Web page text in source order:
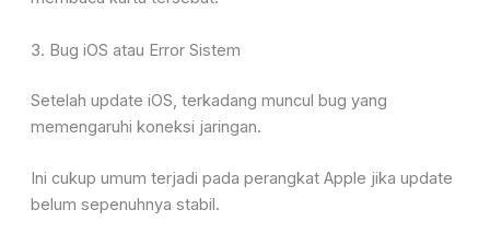
3. Bug iOS atau Error Sistem
Setelah update iOS, terkadang muncul bug yang
memengaruhi koneksi jaringan.
Ini cukup umum terjadi pada perangkat Apple jika update
belum sepenuhnya stabil.